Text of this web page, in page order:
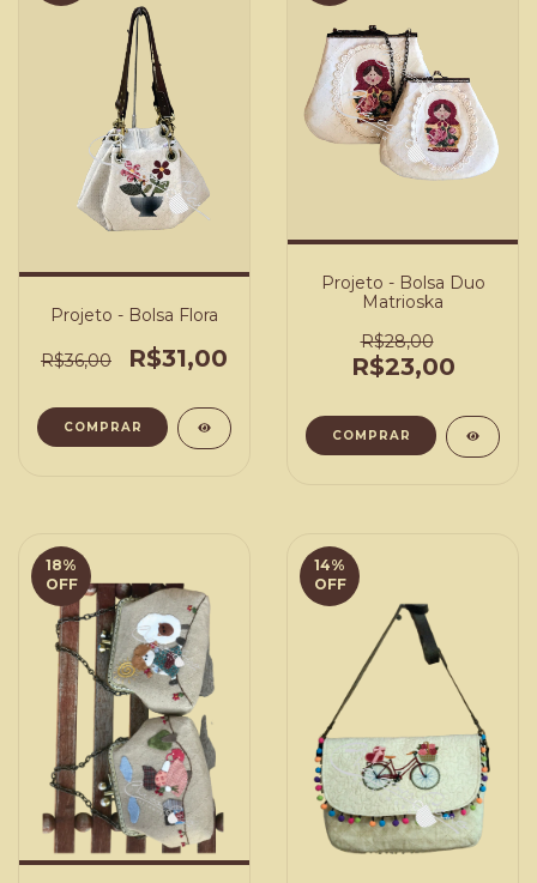
Projeto - Bolsa Flora
R$36,00 R$31,00
COMPRAR
Projeto - Bolsa Duo
Matrioska
R$28,00
R$23,00
COMPRAR
18%
OFF
14%
OFF